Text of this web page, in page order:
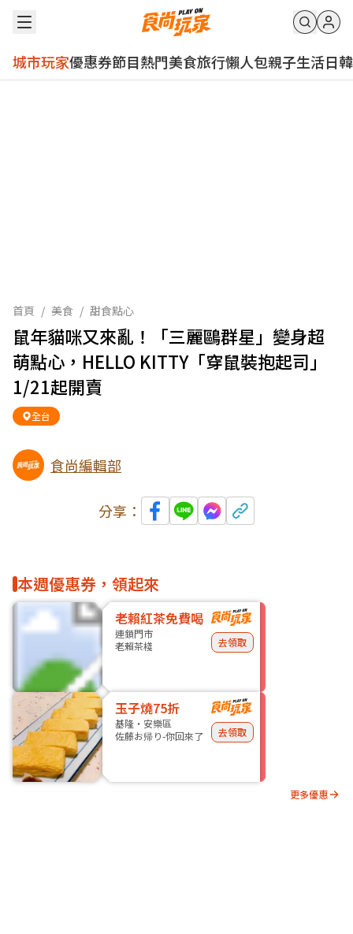
城市玩家優惠券節目熱門美食旅行懶人包親子生活日韓
首頁 / 美食 / 甜食點心
鼠年貓咪又來亂！「三麗鷗群星」變身超
萌點心，HELLO KITTY「穿鼠裝抱起司」
1/21起開賣
全台
食尚編輯部
分享：
本週優惠券，領起來
老賴紅茶免費喝
連鎖門市
老賴茶棧
去領取
玉子燒75折
基隆・安樂區
佐藤お帰り-你回來了
去領取
更多優惠